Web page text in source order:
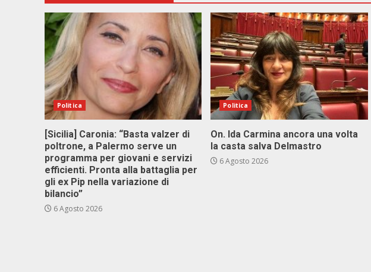
Politica
[Sicilia] Caronia: “Basta valzer di
poltrone, a Palermo serve un
programma per giovani e servizi
efficienti. Pronta alla battaglia per
gli ex Pip nella variazione di
bilancio”
6 Agosto 2026
Politica
On. Ida Carmina ancora una volta
la casta salva Delmastro
6 Agosto 2026